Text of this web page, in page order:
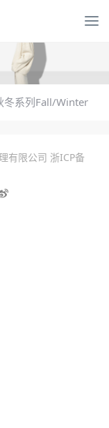
冬系列Fall/Winter
有限公司 浙ICP备